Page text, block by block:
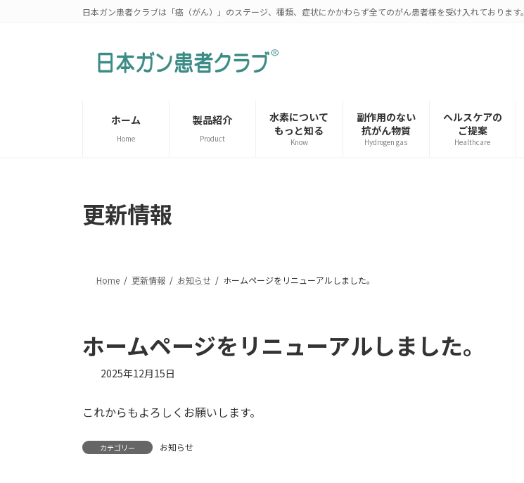
日本ガン患者クラブは「癌（がん）」のステージ、種類、症状にかかわらず全てのがん患者様を受け入れております。
ホーム
Home
製品紹介
Product
水素について
もっと知る
Know
副作用のない
抗がん物質
Hydrogen gas
ヘルスケアの
ご提案
Healthcare
更新情報
Home 更新情報 お知らせ ホームページをリニューアルしました。
ホームページをリニューアルしました。
2025年12月15日
これからもよろしくお願いします。
カテゴリー お知らせ